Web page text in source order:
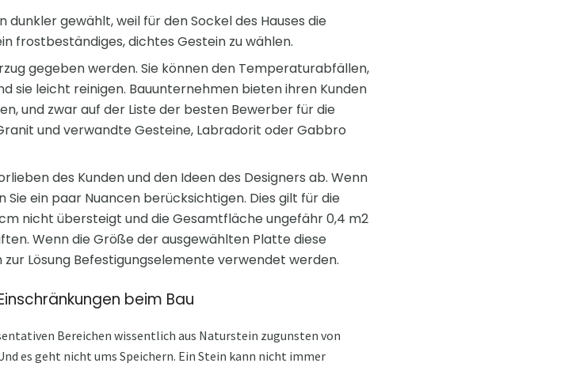
gewählt, weil für den Sockel des Hauses die
frostbeständiges, dichtes Gestein zu wählen.
gegeben werden. Sie können den Temperaturabfällen,
sie leicht reinigen. Bauunternehmen bieten ihren Kunden
und zwar auf der Liste der besten Bewerber für die
und verwandte Gesteine, Labradorit oder Gabbro
des Kunden und den Ideen des Designers ab. Wenn
ein paar Nuancen berücksichtigen. Dies gilt für die
nicht übersteigt und die Gesamtfläche ungefähr 0,4 m2
Wenn die Größe der ausgewählten Platte diese
Lösung Befestigungselemente verwendet werden.
beim Bau
Bereichen wissentlich aus Naturstein zugunsten von
es geht nicht ums Speichern. Ein Stein kann nicht immer